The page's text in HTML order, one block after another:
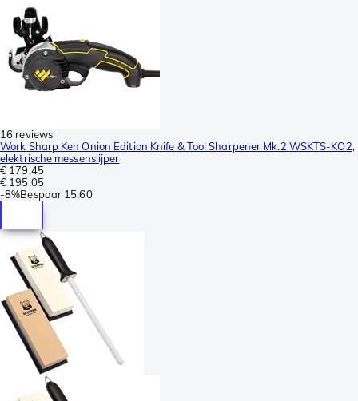
16 reviews
Work Sharp Ken Onion Edition Knife & Tool Sharpener Mk.2 WSKTS-KO2,
elektrische messenslijper
€ 179,45
€ 195,05
-8%Bespaar 15,60